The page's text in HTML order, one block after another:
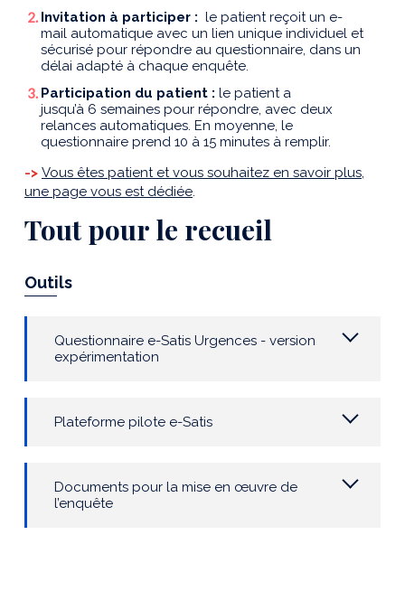
Invitation à participer : le patient reçoit un e-
mail automatique avec un lien unique individuel et
sécurisé pour répondre au questionnaire, dans un
délai adapté à chaque enquête.
Participation du patient : le patient a
jusqu’à 6 semaines pour répondre, avec deux
relances automatiques. En moyenne, le
questionnaire prend 10 à 15 minutes à remplir.
-> Vous êtes patient et vous souhaitez en savoir plus,
une page vous est dédiée.
Tout pour le recueil
Outils
Questionnaire e-Satis Urgences - version
expérimentation
Plateforme pilote e-Satis
Documents pour la mise en œuvre de
l’enquête